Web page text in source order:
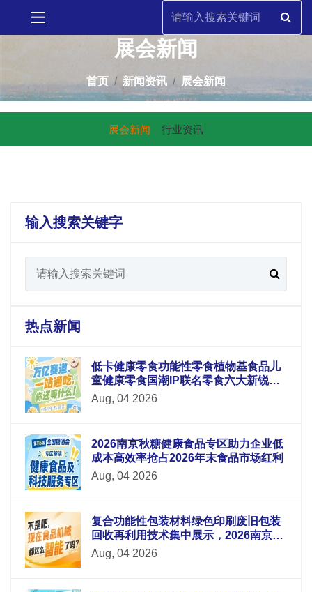
展会新闻
首页 新闻资讯 展会新闻
展会新闻 行业资讯
输入搜索关键字
热点新闻
低卡健康零食功能性零食植物基食品儿
童健康零食国潮IP联名零食六大新锐板
块重磅升级
Aug, 04 2026
2026南京秋糖健康食品专区助力企业低
成本高效率抢占2026年末食品市场红利
Aug, 04 2026
复合功能性包装材料绿色印刷废旧包装
回收再利用技术集中展示，2026南京秋
糖9号馆循环经济
Aug, 04 2026